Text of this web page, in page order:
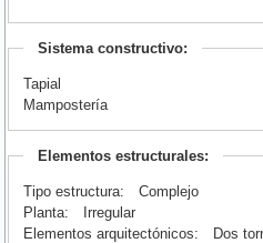
Sistema constructivo:
Tapial
Mampostería
Elementos estructurales:
Tipo estructura:
Complejo
Planta:
Irregular
Elementos arquitectónicos:
Dos